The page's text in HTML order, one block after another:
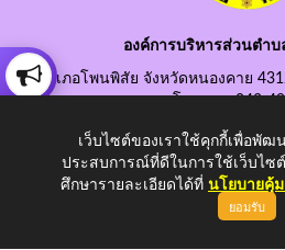
องค์การบริหารส่วนตำบ
อำเภอโพนพิสัย จังหวัดหนองคาย
โทรสาร. 042-
อีเมลกลาง.
เว็บไซต์ของเราใช้คุกกี้เพื่อพั
ประสบการณ์ที่ดีในการใช้เว็บไซ
ศึกษารายละเอียดได้ที่ นโยบายคุ้
ยอมรับ